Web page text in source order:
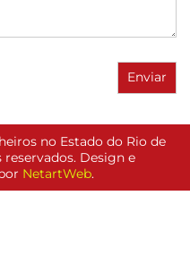
no Estado do Rio de
Design e
NetartWeb.